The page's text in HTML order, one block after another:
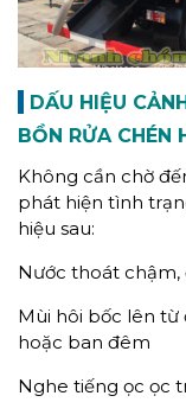
DẤU HIỆU
BỒN RỬA CHÉN
Không cần chờ
phát hiện tình
hiệu sau:
Nước thoát chậm,
Mùi hôi bốc lên từ
hoặc ban đêm
Nghe tiếng ọc ọc